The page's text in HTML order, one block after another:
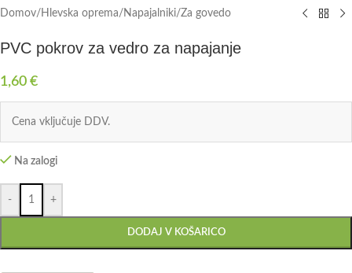
Domov/ Hlevska oprema/ Napajalniki/Za govedo
PVC pokrov za vedro za napajanje
1,60 €
Cena vključuje DDV.
Na zalogi
- +
DODAJ V KOŠARICO